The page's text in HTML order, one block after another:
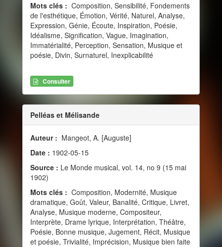
Mots clés : Composition, Sensibilité, Fondements
de l'esthétique, Émotion, Vérité, Naturel, Analyse,
Expression, Génie, Écoute, Inspiration, Poésie,
Idéalisme, Signification, Vague, Imagination,
Immatérialité, Perception, Sensation, Musique et
poésie, Divin, Surnaturel, Inexplicabilité
Consulter
Pelléas et Mélisande
Auteur : Mangeot, A. [Auguste]
Date : 1902-05-15
Source : Le Monde musical, vol. 14, no 9 (15 mai
1902)
Mots clés : Composition, Modernité, Musique
dramatique, Goût, Valeur, Banalité, Critique, Livret,
Analyse, Musique moderne, Compositeur,
Interprète, Drame lyrique, Interprétation, Théâtre,
Poésie, Bonne musique, Jugement, Récit, Musique
et poésie, Trivialité, Imprécision, Musique bien faite